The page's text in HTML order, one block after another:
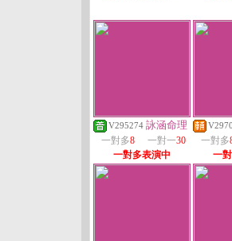
V295274 詠涵命理
一對多8 一對一30
一對多表演中
一對多
一